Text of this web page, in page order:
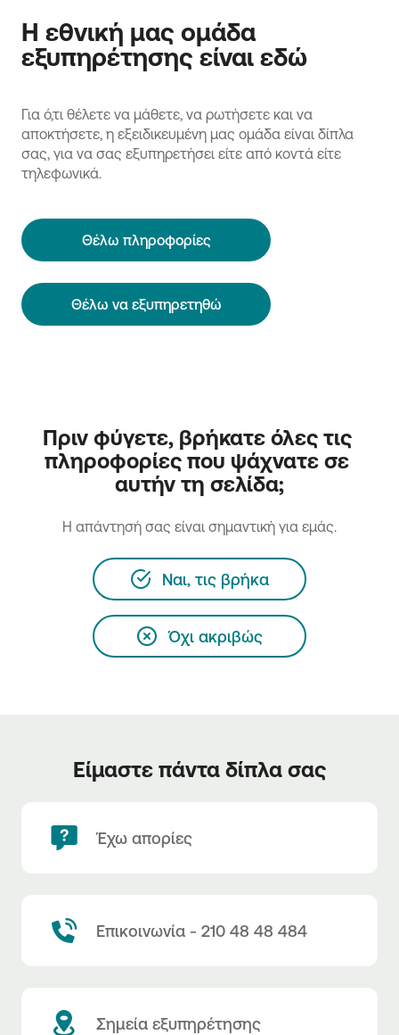
Η εθνική μας ομάδα
εξυπηρέτησης είναι εδώ
Για ό,τι θέλετε να μάθετε, να ρωτήσετε και να
αποκτήσετε, η εξειδικευμένη μας ομάδα είναι δίπλα
σας, για να σας εξυπηρετήσει είτε από κοντά είτε
τηλεφωνικά.
Θέλω πληροφορίες
Θέλω να εξυπηρετηθώ
Πριν φύγετε, βρήκατε όλες τις
πληροφορίες που ψάχνατε σε
αυτήν τη σελίδα;
H απάντησή σας είναι σημαντική για εμάς.
Ναι, τις βρήκα
Όχι ακριβώς
Είμαστε πάντα δίπλα σας
Έχω απορίες
Επικοινωνία - 210 48 48 484
Σημεία εξυπηρέτησης